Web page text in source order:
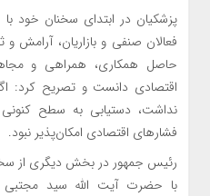
پزشکیان در ابتدای سخنان خود
فعالان صنفی و بازاریان، آرامش و
حاصل همکاری، همراهی و
اقتصادی دانست و تصریح کرد:
نداشت، دستیابی به سطح
فشارهای اقتصادی امکان‌پذیر نبود.
رئیس جمهور در بخش دیگری از
با حضرت آیت الله سید مجتبی